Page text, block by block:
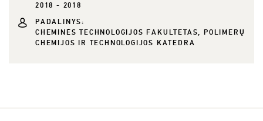
2018 - 2018
PADALINYS:
CHEMINĖS TECHNOLOGIJOS FAKULTETAS, POLIMERŲ
CHEMIJOS IR TECHNOLOGIJOS KATEDRA